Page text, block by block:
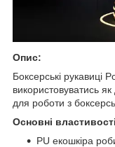
Опис:
Боксерські рукавиці
використовуватись
для роботи з
Основні
PU екошкіра